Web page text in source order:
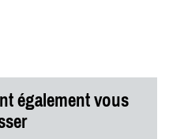
également vous